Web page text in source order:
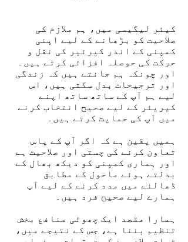
کیئر لیگیسی میں، ہم ملازم کی
صلاحیت کو بڑھانے کے لیے اپنی
کمپنی کے اندر کیرئیر کی نقل و
حرکت کی حوصلہ افزائی کرتے ہیں۔
اور چونکہ ہم جانتے ہیں کہ زندگی
اور ترجیحات بدل سکتی ہیں، اس
لیے ہم آپ کے ساتھ ساتھ اپنے
کیریئر کے لیے صحیح انتخاب کرنے
میں آپ کی حمایت کرتے ہیں۔
ہمیں یقین ہے کہ اگر آپ کے پاس
تعاون کرنے کی چستی اور صلاحیت ہے
اور ہماری کمپنی کو دیکھ بھال کے
بدلتے ہوئے ماحول کے مطابق
ڈھالنے میں مدد کرنے کے لیے آپ
ہمارے لیے صحیح فرد ہیں۔
ہمارا مقصد ایک چھوٹی منافع بخش
تنظیم بننا ہے، جس کے نتیجے میں،